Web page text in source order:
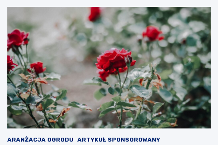
ARANŻACJA OGRODU ARTYKUŁ SPONSOROWANY